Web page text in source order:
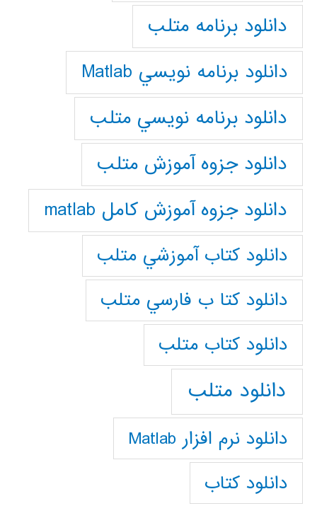
دانلود برنامه متلب
دانلود برنامه نويسي Matlab
دانلود برنامه نويسي متلب
دانلود جزوه آموزش متلب
دانلود جزوه آموزش کامل matlab
دانلود كتاب آموزشي متلب
دانلود كتا ب فارسي متلب
دانلود كتاب متلب
دانلود متلب
دانلود نرم افزار Matlab
دانلود کتاب